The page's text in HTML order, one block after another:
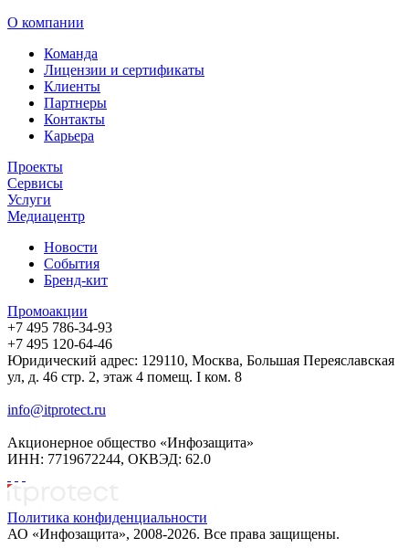
О компании
Команда
Лицензии и сертификаты
Клиенты
Партнеры
Контакты
Карьера
Проекты
Сервисы
Услуги
Медиацентр
Новости
События
Бренд-кит
Промоакции
+7 495 786-34-93
+7 495 120-64-46
Юридический адрес: 129110, Москва, Большая Переяславская
ул, д. 46 стр. 2, этаж 4 помещ. I ком. 8
info@itprotect.ru
Акционерное общество «Инфозащита»
ИНН: 7719672244, ОКВЭД: 62.0
Политика конфиденциальности
АО «Инфозащита», 2008-2026. Все права защищены.